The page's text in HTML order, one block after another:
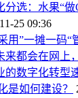
选：水果“
25 09:36
用”一摊一码“
来都会在网上
的数字化转型
是如何建设？